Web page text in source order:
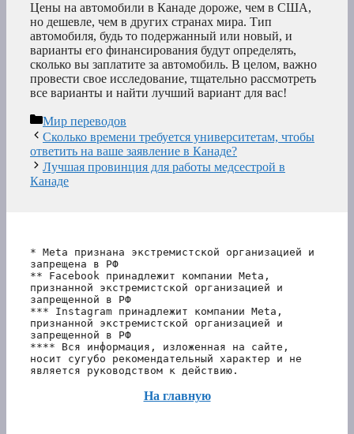
Цены на автомобили в Канаде дороже, чем в США,
но дешевле, чем в других странах мира. Тип
автомобиля, будь то подержанный или новый, и
варианты его финансирования будут определять,
сколько вы заплатите за автомобиль. В целом, важно
провести свое исследование, тщательно рассмотреть
все варианты и найти лучший вариант для вас!
Рубрики
Мир переводов
Сколько времени требуется университетам, чтобы
ответить на ваше заявление в Канаде?
Лучшая провинция для работы медсестрой в
Канаде
* Meta признана экстремистской организацией и
запрещена в РФ
** Facebook принадлежит компании Meta,
признанной экстремистской организацией и
запрещенной в РФ
*** Instagram принадлежит компании Meta,
признанной экстремистской организацией и
запрещенной в РФ
**** Вся информация, изложенная на сайте,
носит сугубо рекомендательный характер и не
является руководством к действию.
На главную